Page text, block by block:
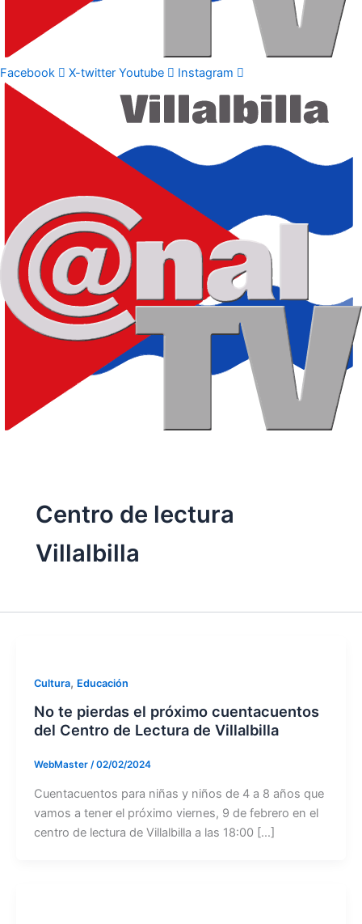
Facebook X-twitter Youtube Instagram
Centro de lectura
Villalbilla
Cultura, Educación
No te pierdas el próximo cuentacuentos
del Centro de Lectura de Villalbilla
WebMaster /02/02/2024
Cuentacuentos para niñas y niños de 4 a 8 años que
vamos a tener el próximo viernes, 9 de febrero en el
centro de lectura de Villalbilla a las 18:00 […]